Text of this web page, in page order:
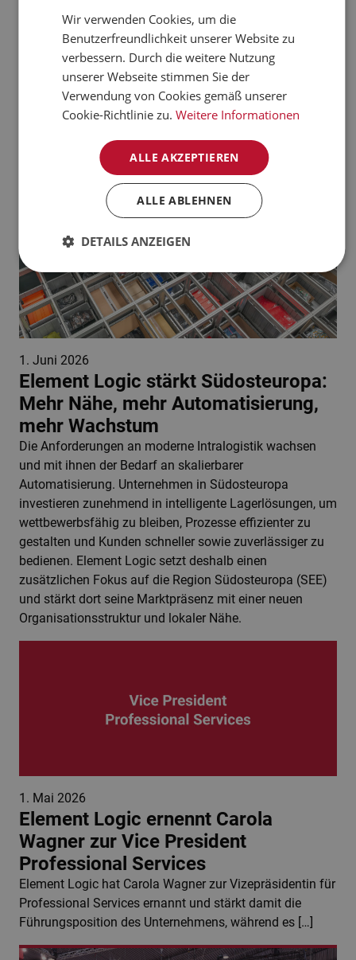
verarbeiten kann.
Jetzt mehr erfahren
Aktuelle News:
1. Juni 2026
Element Logic stärkt Südosteuropa:
Mehr Nähe, mehr Automatisierung,
mehr Wachstum
Die Anforderungen an moderne Intralogistik wachsen
und mit ihnen der Bedarf an skalierbarer
Automatisierung. Unternehmen in Südosteuropa
investieren zunehmend in intelligente Lagerlösungen, um
wettbewerbsfähig zu bleiben, Prozesse effizienter zu
gestalten und Kunden schneller sowie zuverlässiger zu
bedienen. Element Logic setzt deshalb einen
zusätzlichen Fokus auf die Region Südosteuropa (SEE)
und stärkt dort seine Marktpräsenz mit einer neuen
Organisationsstruktur und lokaler Nähe.
1. Mai 2026
Element Logic ernennt Carola
Wagner zur Vice President
Professional Services
Element Logic hat Carola Wagner zur Vizepräsidentin für
Professional Services ernannt und stärkt damit die
Führungsposition des Unternehmens, während es […]
FRENCH
DANISH
POLISH
ITALIAN
ENGLISH
Wir verwenden Cookies, um die
Benutzerfreundlichkeit unserer Website zu
verbessern. Durch die weitere Nutzung
unserer Webseite stimmen Sie der
Verwendung von Cookies gemäß unserer
Cookie-Richtlinie zu. Weitere Informationen
ALLE AKZEPTIEREN
ALLE ABLEHNEN
DETAILS ANZEIGEN